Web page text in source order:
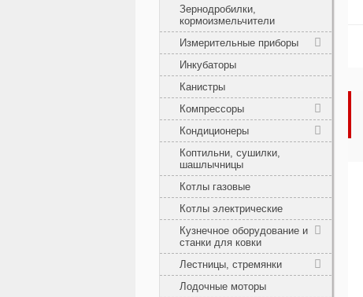
Зернодробилки,
кормоизмельчители
Измерительные приборы
Инкубаторы
Канистры
Компрессоры
Кондиционеры
Коптильни, сушилки,
шашлычницы
Котлы газовые
Котлы электрические
Кузнечное оборудование и
станки для ковки
Лестницы, стремянки
Лодочные моторы